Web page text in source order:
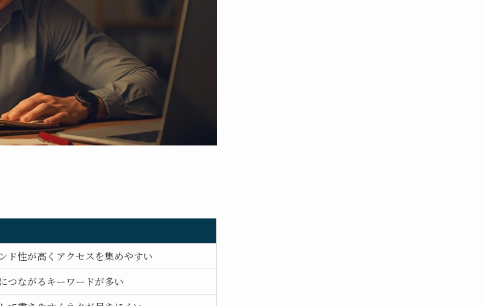
ド性が高くアクセスを集めやすい
つながるキーワードが多い